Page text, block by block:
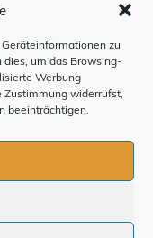
zu
dies, um das Browsing-
Werbung
Zustimmung widerrufst,
beeinträchtigen.